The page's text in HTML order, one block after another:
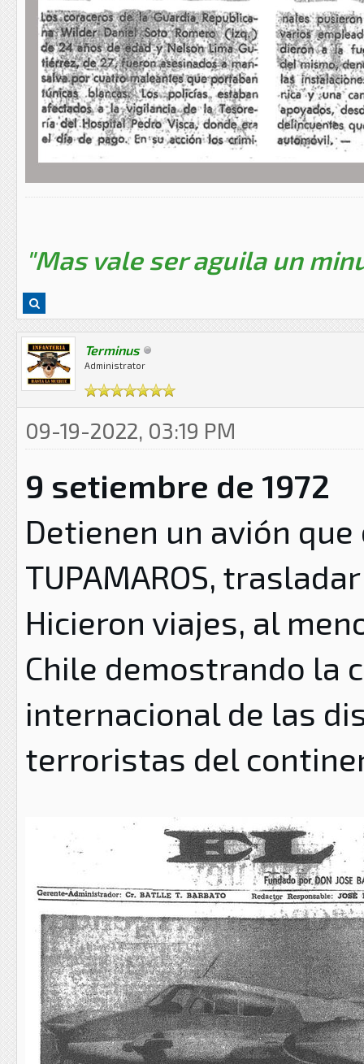
"Mas vale ser aguila un
Terminus
Administrator
09-19-2022, 03:19 PM
9 setiembre de 1972
Detienen un avión
TUPAMAROS,
Hicieron viajes, al
Chile demostrando la
internacional de las
terroristas del